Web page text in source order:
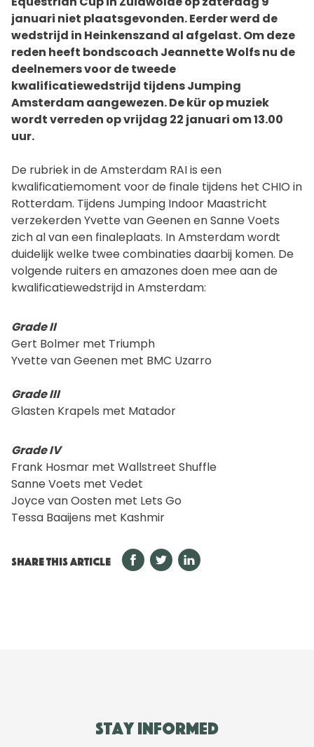
januari niet plaatsgevonden. Eerder werd de
wedstrijd in Heinkenszand al afgelast. Om deze
reden heeft bondscoach Jeannette Wolfs nu de
deelnemers voor de tweede
kwalificatiewedstrijd tijdens Jumping
Amsterdam aangewezen. De kür op muziek
wordt verreden op vrijdag 22 januari om 13.00
uur.
De rubriek in de Amsterdam RAI is een
kwalificatiemoment voor de finale tijdens het CHIO in
Rotterdam. Tijdens Jumping Indoor Maastricht
verzekerden Yvette van Geenen en Sanne Voets
zich al van een finaleplaats. In Amsterdam wordt
duidelijk welke twee combinaties daarbij komen. De
volgende ruiters en amazones doen mee aan de
kwalificatiewedstrijd in Amsterdam:
Grade II
Gert Bolmer met Triumph
Yvette van Geenen met BMC Uzarro
Grade III
Glasten Krapels met Matador
Grade IV
Frank Hosmar met Wallstreet Shuffle
Sanne Voets met Vedet
Joyce van Oosten met Lets Go
Tessa Baaijens met Kashmir
SHARE THIS ARTICLE
Stay informed